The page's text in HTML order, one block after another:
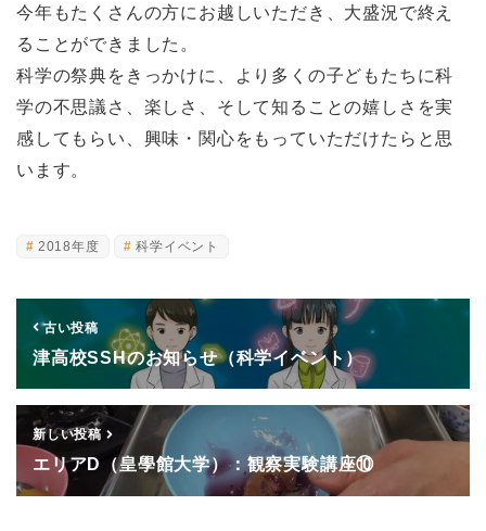
今年もたくさんの方にお越しいただき、大盛況で終え
ることができました。
科学の祭典をきっかけに、より多くの子どもたちに科
学の不思議さ、楽しさ、そして知ることの嬉しさを実
感してもらい、興味・関心をもっていただけたらと思
います。
2018年度 科学イベント
古い投稿
津高校SSHのお知らせ（科学イベント）
新しい投稿
エリアD（皇學館大学）：観察実験講座⑩